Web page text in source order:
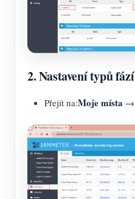
2. Nastavení typů fází
Přejít na:Moje místa →